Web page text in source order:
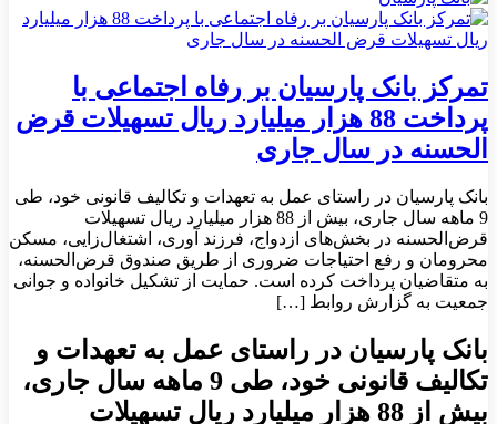
تمرکز بانک پارسیان بر رفاه اجتماعی با
پرداخت 88 هزار میلیارد ریال تسهیلات قرض
الحسنه در سال جاری
بانک پارسیان در راستای عمل به تعهدات و تکالیف قانونی خود، طی
9 ماهه سال جاری، بیش از 88 هزار میلیارد ریال تسهیلات
قرض‌الحسنه در بخش‌های ازدواج، فرزند آوری، اشتغال‌زایی، مسکن
محرومان و رفع احتیاجات ضروری از طریق صندوق قرض‌الحسنه،
به متقاضیان پرداخت کرده است. حمایت از تشکیل خانواده و جوانی
جمعیت به گزارش روابط […]
بانک پارسیان در راستای عمل به تعهدات و
تکالیف قانونی خود، طی 9 ماهه سال جاری،
بیش از 88 هزار میلیارد ریال تسهیلات